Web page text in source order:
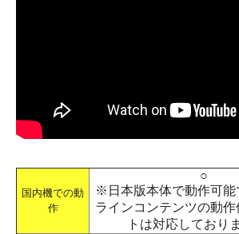
国内機での動
作
○
※日本版本体で動作可能
ラインコンテンツの動
トは対応しており